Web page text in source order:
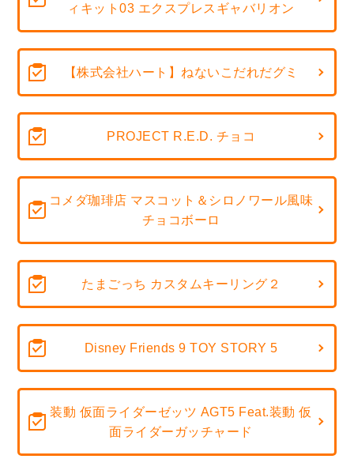
ィキット03 エクスプレスギャバリオン
【株式会社ハート】ねないこだれだグミ
PROJECT R.E.D. チョコ
コメダ珈琲店 マスコット＆シロノワール風味
チョコボーロ
たまごっち カスタムキーリング２
Disney Friends 9 TOY STORY 5
装動 仮面ライダーゼッツ AGT5 Feat.装動 仮
面ライダーガッチャード